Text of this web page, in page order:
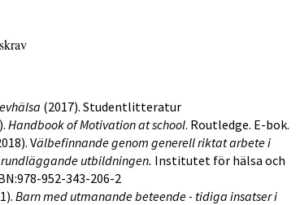
(2017). Studentlitteratur
Handbook of Motivation at school. Routledge. E-bok.
Välbefinnande genom generell riktat arbete i
utbildningen. Institutet för hälsa och
952-343-206-2
Barn med utmanande beteende - tidiga insatser i